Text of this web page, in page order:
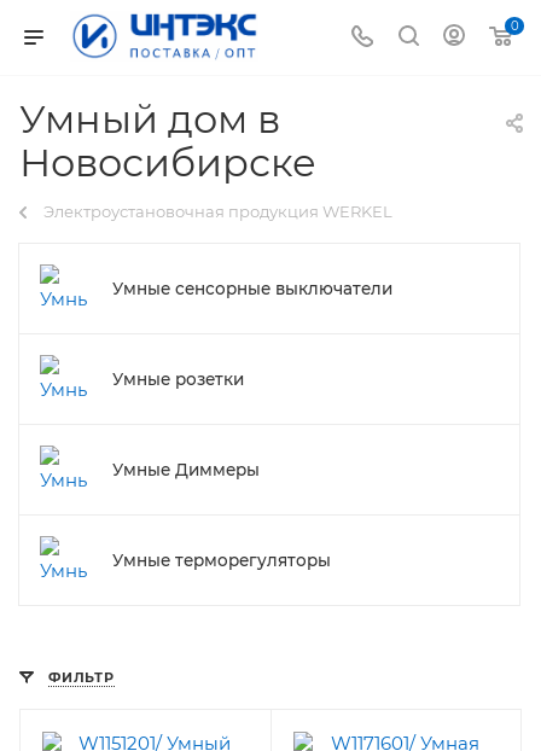
0
Умный дом в
Новосибирске
Электроустановочная продукция WERKEL
Умные сенсорные выключатели
Умные розетки
Умные Диммеры
Умные терморегуляторы
ФИЛЬТР